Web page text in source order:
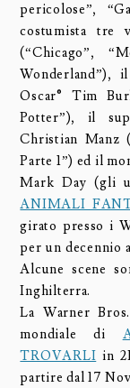
pericolose”,
costumista tre
(“Chicago”,
Wonderland”),
Oscar® Tim
Potter”), il
Christian
Parte 1”) ed il
Mark Day (gli
ANIMALI
girato presso i
per un decennio
Alcune scene
Inghilterra.
La Warner
mondiale di
TROVARLI in
partire dal 17